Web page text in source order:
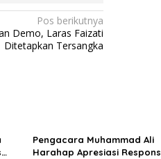
Pos berikutnya
Demo, Laras Faizati
Ditetapkan Tersangka
Pengacara Muhammad Ali
Harahap Apresiasi Respons